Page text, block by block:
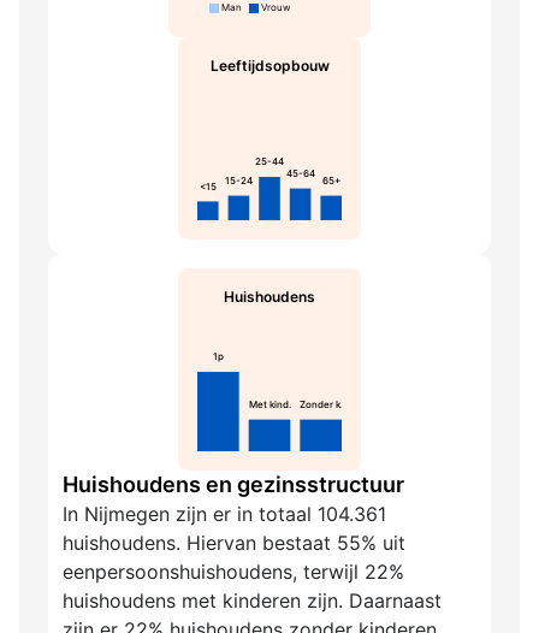
Man Vrouw
Leeftijdsopbouw
<15 15-24
25-44
45-64
65+
Huishoudens
1p
Met kind. Zonder k.
Huishoudens en gezinsstructuur
In Nijmegen zijn er in totaal 104.361
huishoudens. Hiervan bestaat 55% uit
eenpersoonshuishoudens, terwijl 22%
huishoudens met kinderen zijn. Daarnaast